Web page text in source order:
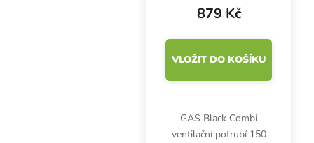
879 Kč
VLOŽIT DO KOŠÍKU
GAS Black Combi
ventilační potrubí 150